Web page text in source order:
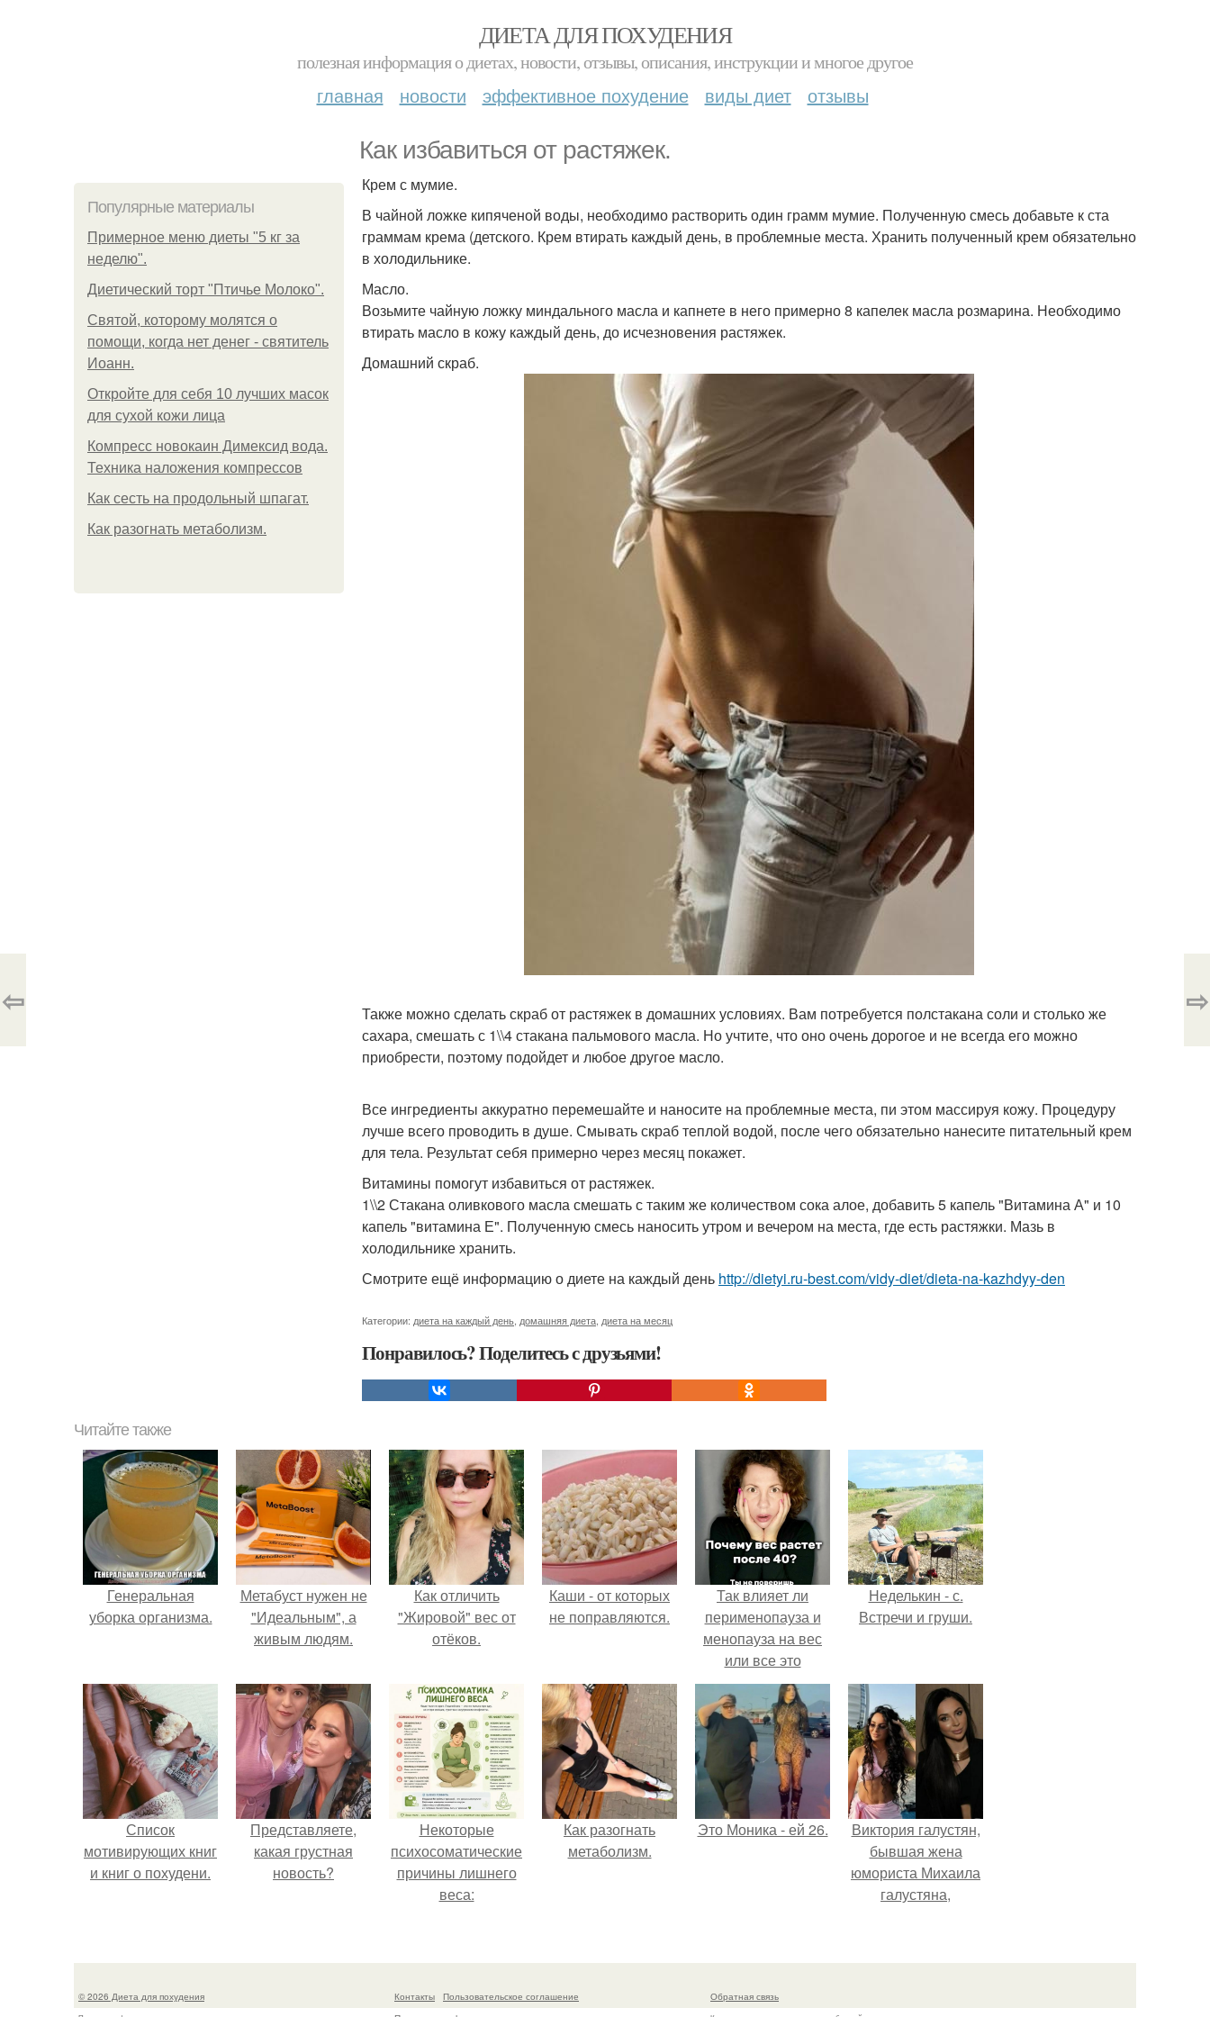
ДИЕТА ДЛЯ ПОХУДЕНИЯ
полезная информация о диетах, новости, отзывы, описания, инструкции и многое другое
главная новости эффективное похудение виды диет отзывы
Как избавиться от растяжек.
Популярные материалы
Примерное меню диеты "5 кг за
неделю".
Диетический торт "Птичье Молоко".
Святой, которому молятся о
помощи, когда нет денег - святитель
Иоанн.
Откройте для себя 10 лучших масок
для сухой кожи лица
Компресс новокаин Димексид вода.
Техника наложения компрессов
Как сесть на продольный шпагат.
Как разогнать метаболизм.
Крем с мумие.
В чайной ложке кипяченой воды, необходимо растворить один грамм мумие. Полученную смесь добавьте к ста
граммам крема (детского. Крем втирать каждый день, в проблемные места. Хранить полученный крем обязательно
в холодильнике.
Масло.
Возьмите чайную ложку миндального масла и капнете в него примерно 8 капелек масла розмарина. Необходимо
втирать масло в кожу каждый день, до исчезновения растяжек.
Домашний скраб.
Также можно сделать скраб от растяжек в домашних условиях. Вам потребуется полстакана соли и столько же
сахара, смешать с 1\\4 стакана пальмового масла. Но учтите, что оно очень дорогое и не всегда его можно
приобрести, поэтому подойдет и любое другое масло.
Все ингредиенты аккуратно перемешайте и наносите на проблемные места, пи этом массируя кожу. Процедуру
лучше всего проводить в душе. Смывать скраб теплой водой, после чего обязательно нанесите питательный крем
для тела. Результат себя примерно через месяц покажет.
Витамины помогут избавиться от растяжек.
1\\2 Стакана оливкового масла смешать с таким же количеством сока алое, добавить 5 капель "Витамина А" и 10
капель "витамина Е". Полученную смесь наносить утром и вечером на места, где есть растяжки. Мазь в
холодильнике хранить.
Смотрите ещё информацию о диете на каждый день http://dietyi.ru-best.com/vidy-diet/dieta-na-kazhdyy-den
Категории: диета на каждый день домашняя диета диета на месяц
Понравилось? Поделитесь с друзьями!
⇦ ⇨
Читайте также
Генеральная
уборка организма.
Метабуст нужен не
"Идеальным", а
живым людям.
Как отличить
"Жировой" вес от
отёков.
Каши - от которых
не поправляются.
Так влияет ли
перименопауза и
менопауза на вес
или все это
ерунда?
Неделькин - с.
Встречи и груши.
Список
мотивирующих книг
и книг о похудени.
Представляете,
какая грустная
новость?
Некоторые
психосоматические
причины лишнего
веса:
Как разогнать
метаболизм.
Это Моника - ей 26.
Виктория галустян,
бывшая жена
юмориста Михаила
галустяна,
последствиях
© 2026 Диета для похудения Контакты
Пользовательское соглашение
Обратная связь